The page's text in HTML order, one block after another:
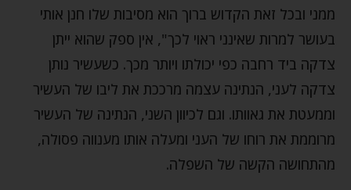
ממני ובכל זאת הקדוש ברוך הוא מסיבות שלו חנן אותי
בעושר למרות שאינני ראוי לכך", אין ספק שהוא ייתן
צדקה ביד רחבה כפי יכולתו ויותר מכך. כשעשיר נותן
צדקה לעני, הנתינה עצמה מרככת את ליבו של העשיר
וממעטת את גאוותו. וגם לכיוון השני, הנתינה של העשיר
מרוממת את רוחו של העני ומעלה אותו מענווה פסולה,
מהתחושה הקשה של השפלה.